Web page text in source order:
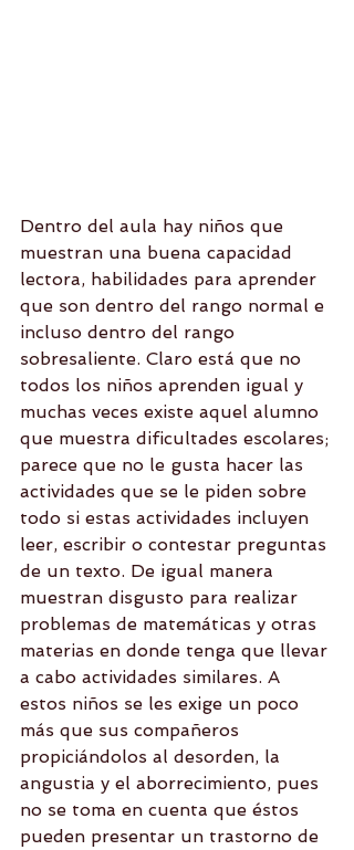
Dentro del aula hay niños que
muestran una buena capacidad
lectora, habilidades para aprender
que son dentro del rango normal e
incluso dentro del rango
sobresaliente. Claro está que no
todos los niños aprenden igual y
muchas veces existe aquel alumno
que muestra dificultades escolares;
parece que no le gusta hacer las
actividades que se le piden sobre
todo si estas actividades incluyen
leer, escribir o contestar preguntas
de un texto. De igual manera
muestran disgusto para realizar
problemas de matemáticas y otras
materias en donde tenga que llevar
a cabo actividades similares. A
estos niños se les exige un poco
más que sus compañeros
propiciándolos al desorden, la
angustia y el aborrecimiento, pues
no se toma en cuenta que éstos
pueden presentar un trastorno de